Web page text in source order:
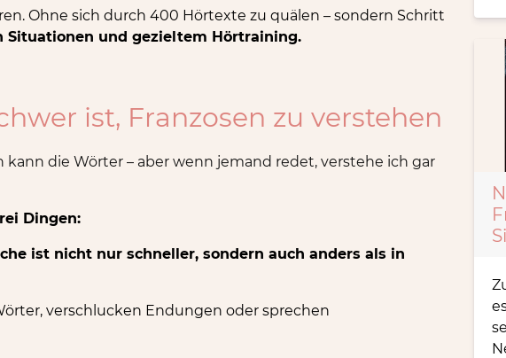
Ohne sich durch 400 Hörtexte zu quälen – sondern Schritt
Situationen und gezieltem Hörtraining.
ist, Franzosen zu verstehen
kann die Wörter – aber wenn jemand redet, verstehe ich gar
Dingen:
ist nicht nur schneller, sondern auch anders als in
verschlucken Endungen oder sprechen